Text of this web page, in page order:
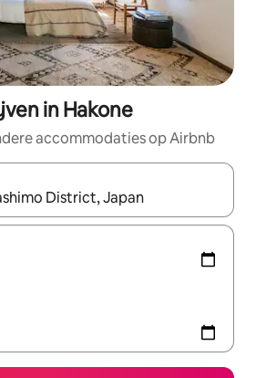
in Hakone
accommodaties op Airbnb
beschikbaar zijn, maak je een keuze